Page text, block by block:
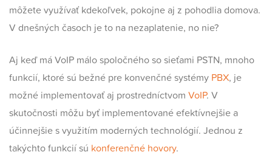
môžete využívať kdekoľvek, pokojne aj z pohodlia domova.
V dnešných časoch je to na nezaplatenie, no nie?
Aj keď má VoIP málo spoločného so sieťami PSTN, mnoho
funkcií, ktoré sú bežné pre konvenčné systémy PBX, je
možné implementovať aj prostredníctvom VoIP. V
skutočnosti môžu byť implementované efektívnejšie a
účinnejšie s využitím moderných technológií. Jednou z
takýchto funkcií sú konferenčné hovory.